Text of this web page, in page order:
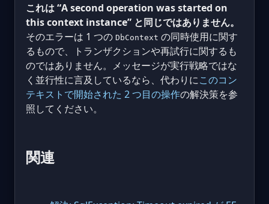
これは “A second operation was started on
this context instance” と同じではありません。
そのエラーは 1 つの DbContext の同時使用に関す
るもので、トランザクションや再試行に関するも
のではありません。メッセージが実行戦略ではな
く並行性に言及しているなら、代わりにこのコン
テキストで開始された 2 つ目の操作の解決策を参
照してください。
関連